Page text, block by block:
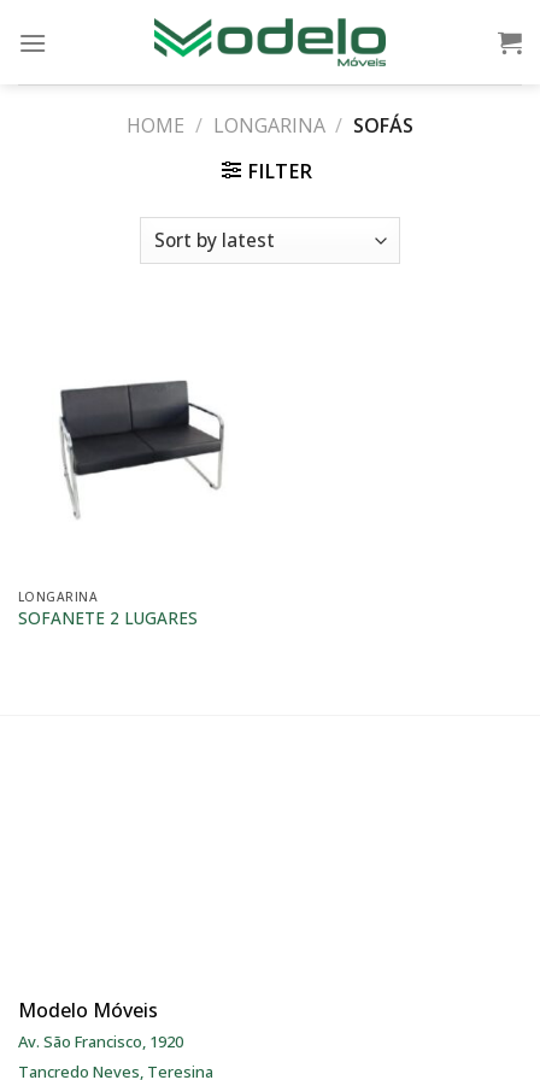
HOME / LONGARINA / SOFÁS
FILTER
LONGARINA
SOFANETE 2 LUGARES
Modelo Móveis
Av. São Francisco, 1920
Tancredo Neves, Teresina